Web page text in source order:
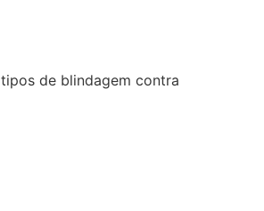
de blindagem contra